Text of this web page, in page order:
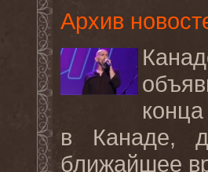
Архив
в Канаде,
ближайшее